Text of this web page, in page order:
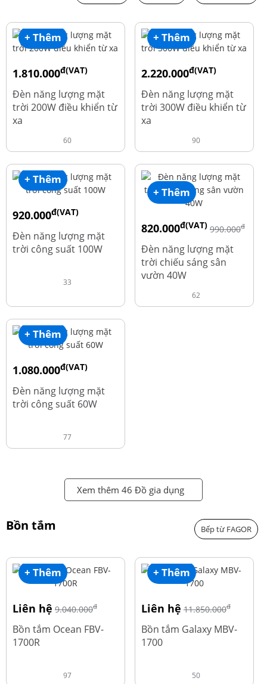
+ Thêm
1.810.000đ(VAT)
Đèn năng lượng mặt
trời 200W điều khiển từ
xa
60
+ Thêm
2.220.000đ(VAT)
Đèn năng lượng mặt
trời 300W điều khiển từ
xa
90
+ Thêm
920.000đ(VAT)
Đèn năng lượng mặt
trời công suất 100W
33
+ Thêm
820.000đ(VAT) 990.000đ
Đèn năng lượng mặt
trời chiếu sáng sân
vườn 40W
62
+ Thêm
1.080.000đ(VAT)
Đèn năng lượng mặt
trời công suất 60W
77
Xem thêm 46 Đồ gia dụng
Bồn tắm Bếp từ FAGOR
+ Thêm
Liên hệ 9.040.000đ
Bồn tắm Ocean FBV-
1700R
97
+ Thêm
Liên hệ 11.850.000đ
Bồn tắm Galaxy MBV-
1700
50